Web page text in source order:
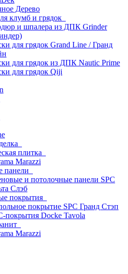
Дерево
клумб и грядок
и шпалера из ДПК Grinder
для грядок Grand Line / Гранд
для грядок из ДПК Nautic Prime
для грядок Qiji
плитка
Marazzi
панели
и потолочные панели SPC
Слэб
покрытия
покрытие SPC Гранд Стэп
покрытия Docke Tavola
Marazzi